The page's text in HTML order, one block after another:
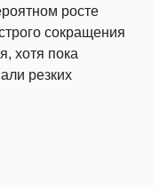
росте
сокращения
хотя пока
резких